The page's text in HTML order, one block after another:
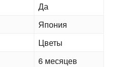
Да
Япония
Цветы
6 месяцев